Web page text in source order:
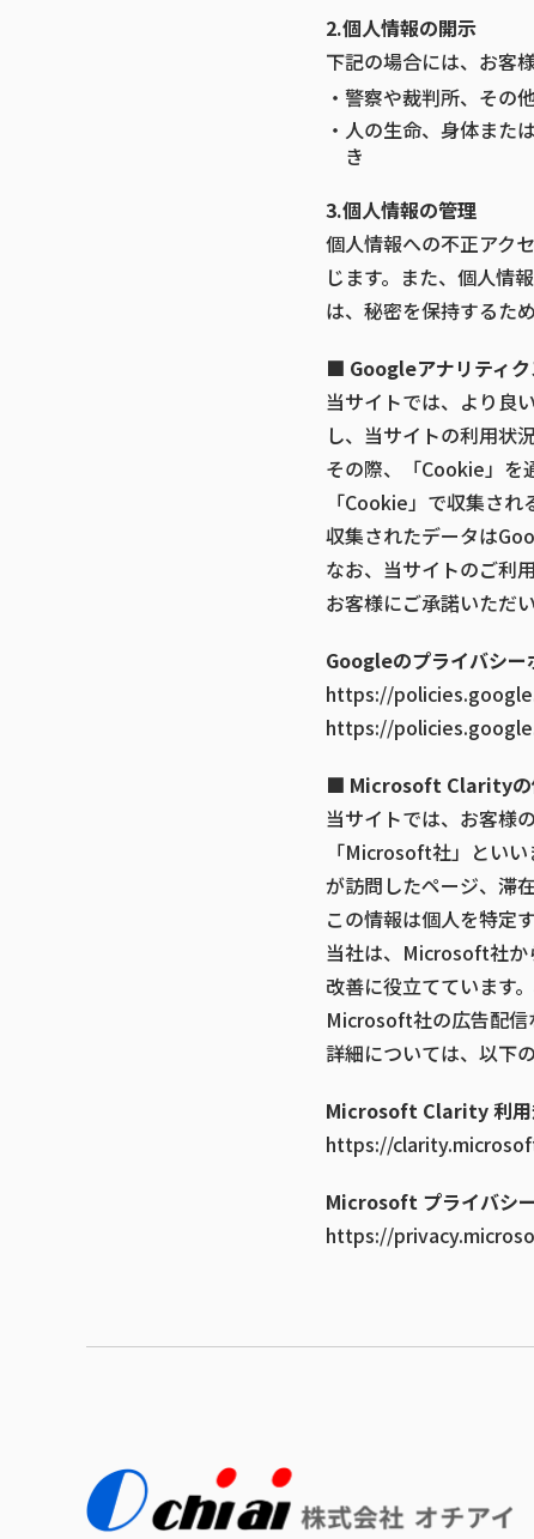
2.個人情報の開示
下記の場合には、お客
・警察や裁判所、その
・人の生命、身体また
き
3.個人情報の管理
個人情報への不正アク
じます。また、個人情
は、秘密を保持するた
■ Googleアナリティク
当サイトでは、より良
し、当サイトの利用状
その際、「Cookie」を
「Cookie」で収集さ
収集されたデータは
なお、当サイトのご利
お客様にご承諾いただ
Googleのプライバシー
https://
https://
■ Microsoft Clarityの
当サイトでは、お客様
「Microsoft社」とい
が訪問したページ、滞
この情報は個人を特定
当社は、Microsoft社か
改善に役立てています
Microsoft社の広告配信
詳細については、以下
Microsoft Clarity 利用
https://
Microsoft プライバシ
https://